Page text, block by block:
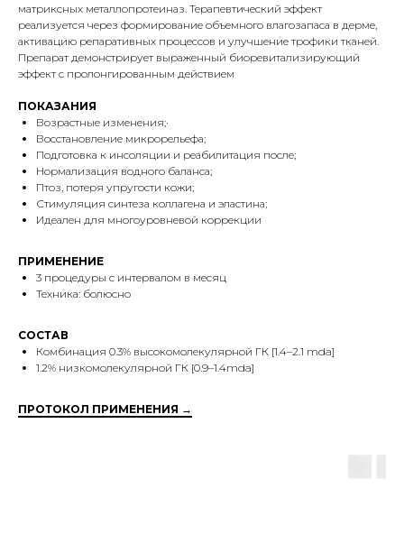
матриксных металлопротеиназ. Терапевтический эффект
реализуется через формирование объемного влагозапаса в дерме,
активацию репаративных процессов и улучшение трофики тканей.
Препарат демонстрирует выраженный биоревитализирующий
эффект с пролонгированным действием
ПОКАЗАНИЯ
Возрастные изменения;·
Восстановление микрорельефа;
Подготовка к инсоляции и реабилитация после;
Нормализация водного баланса;
Птоз, потеря упругости кожи;
Стимуляция синтеза коллагена и эластина;
Идеален для многоуровневой коррекции
ПРИМЕНЕНИЕ
3 процедуры с интервалом в месяц
Техника: болюсно
СОСТАВ
Комбинация 0.3% высокомолекулярной ГК [1.4–2.1 mda]
1.2% низкомолекулярной ГК [0.9–1.4mda]
ПРОТОКОЛ ПРИМЕНЕНИЯ →